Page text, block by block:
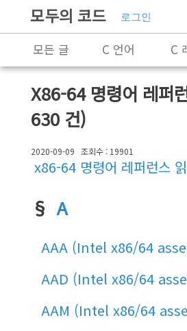
모두의 코드 로그인
모든 글 C 언어
C
X86-64 명령어 레퍼런스
X86-64 명령어 레퍼
630 건)
2020-09-09 조회수 : 19901
x86-64 명령어 레퍼런스
§ A
AAA (Intel x86/64
AAD (Intel x86/64
AAM (Intel x86/64